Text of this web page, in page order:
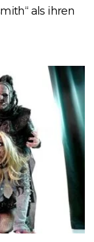
als ihren